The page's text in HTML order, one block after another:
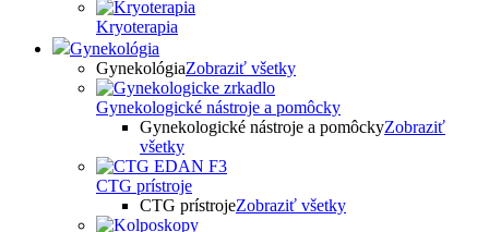
Kryoterapia
Gynekológia
GynekológiaZobraziť všetky
Gynekologické nástroje a pomôcky
Gynekologické nástroje a pomôckyZobraziť
všetky
CTG prístroje
CTG prístrojeZobraziť všetky